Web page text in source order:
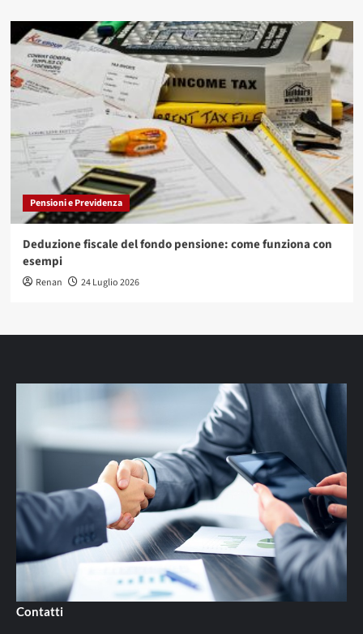
Pensioni e Previdenza
Deduzione fiscale del fondo pensione: come funziona con
esempi
Renan 24 Luglio 2026
Contatti